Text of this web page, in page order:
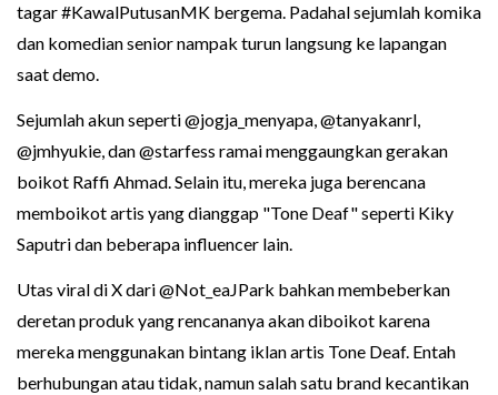
tagar #KawalPutusanMK bergema. Padahal sejumlah komika
dan komedian senior nampak turun langsung ke lapangan
saat demo.
Sejumlah akun seperti @jogja_menyapa, @tanyakanrl,
@jmhyukie, dan @starfess ramai menggaungkan gerakan
boikot Raffi Ahmad. Selain itu, mereka juga berencana
memboikot artis yang dianggap "Tone Deaf" seperti Kiky
Saputri dan beberapa influencer lain.
Utas viral di X dari @Not_eaJPark bahkan membeberkan
deretan produk yang rencananya akan diboikot karena
mereka menggunakan bintang iklan artis Tone Deaf. Entah
berhubungan atau tidak, namun salah satu brand kecantikan